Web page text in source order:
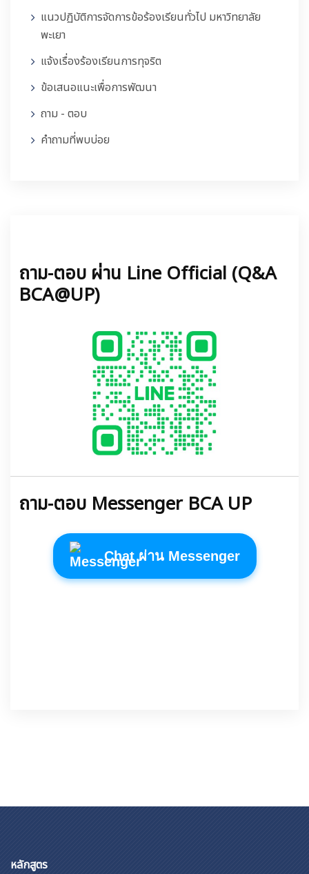
แนวปฏิบัติการจัดการข้อร้องเรียนทั่วไป มหาวิทยาลัย
พะเยา
แจ้งเรื่องร้องเรียนการทุจริต
ข้อเสนอแนะเพื่อการพัฒนา
ถาม - ตอบ
คำถามที่พบบ่อย
ถาม-ตอบ ผ่าน Line Official (Q&A
BCA@UP)
ถาม-ตอบ Messenger BCA UP
Chat ผ่าน Messenger
หลักสูตร